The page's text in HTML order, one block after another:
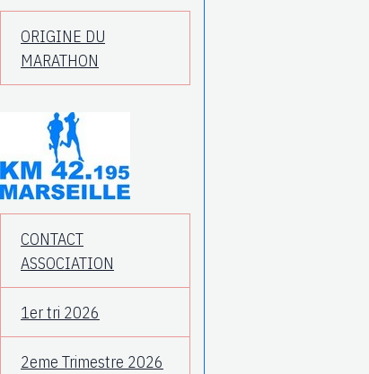
ORIGINE DU
MARATHON
CONTACT
ASSOCIATION
1er tri 2026
2eme Trimestre 2026